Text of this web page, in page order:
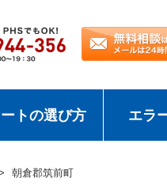
トの選び方 エラ
朝倉郡筑前町